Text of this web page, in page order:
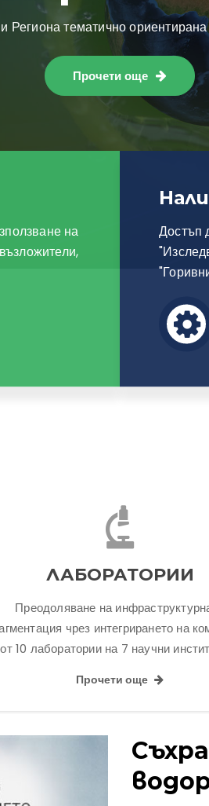
за научни изследвания и
на
Достъп
ЛАБОРАТОРИИ
Преодоляване на
чрез интегрирането на
от 10 лаборатории на 7 научни
Прочети още